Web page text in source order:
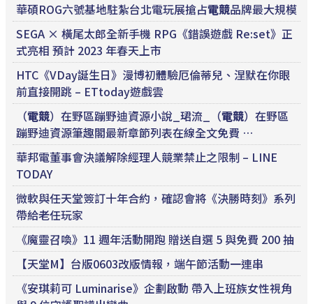
華碩ROG六號基地駐紮台北電玩展搶占電競品牌最大規模
SEGA × 橫尾太郎全新手機 RPG《錯誤遊戲 Re:set》正
式亮相 預計 2023 年春天上市
HTC《VDay誕生日》漫博初體驗厄倫蒂兒、涅默在你眼
前直接開跳 – ETtoday遊戲雲
（電競）在野區蹦野迪資源小說_珺流_（電競）在野區
蹦野迪資源筆趣閣最新章節列表在線全文免費 …
華邦電董事會決議解除經理人競業禁止之限制 – LINE
TODAY
微軟與任天堂簽訂十年合約，確認會將《決勝時刻》系列
帶給老任玩家
《魔靈召喚》11 週年活動開跑 贈送自選 5 與免費 200 抽
【天堂M】台版0603改版情報，端午節活動一連串
《安琪莉可 Luminarise》企劃啟動 帶入上班族女性視角